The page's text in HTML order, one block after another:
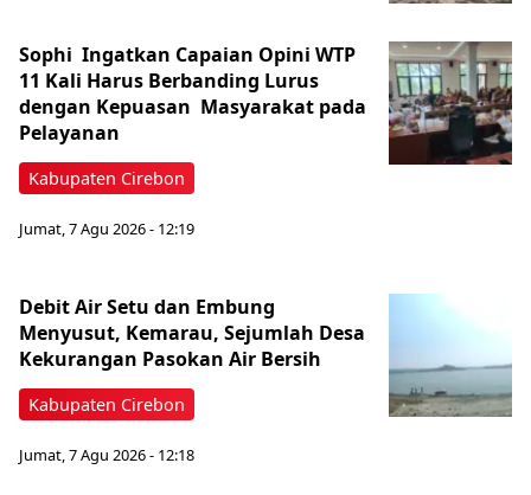
Kabupaten Cirebon
Sophi Ingatkan Capaian Opini WTP
11 Kali Harus Berbanding Lurus
dengan Kepuasan Masyarakat pada
Pelayanan
Jumat, 7 Agu 2026 - 12:19
Kabupaten Cirebon
Debit Air Setu dan Embung
Menyusut, Kemarau, Sejumlah Desa
Kekurangan Pasokan Air Bersih
Jumat, 7 Agu 2026 - 12:18